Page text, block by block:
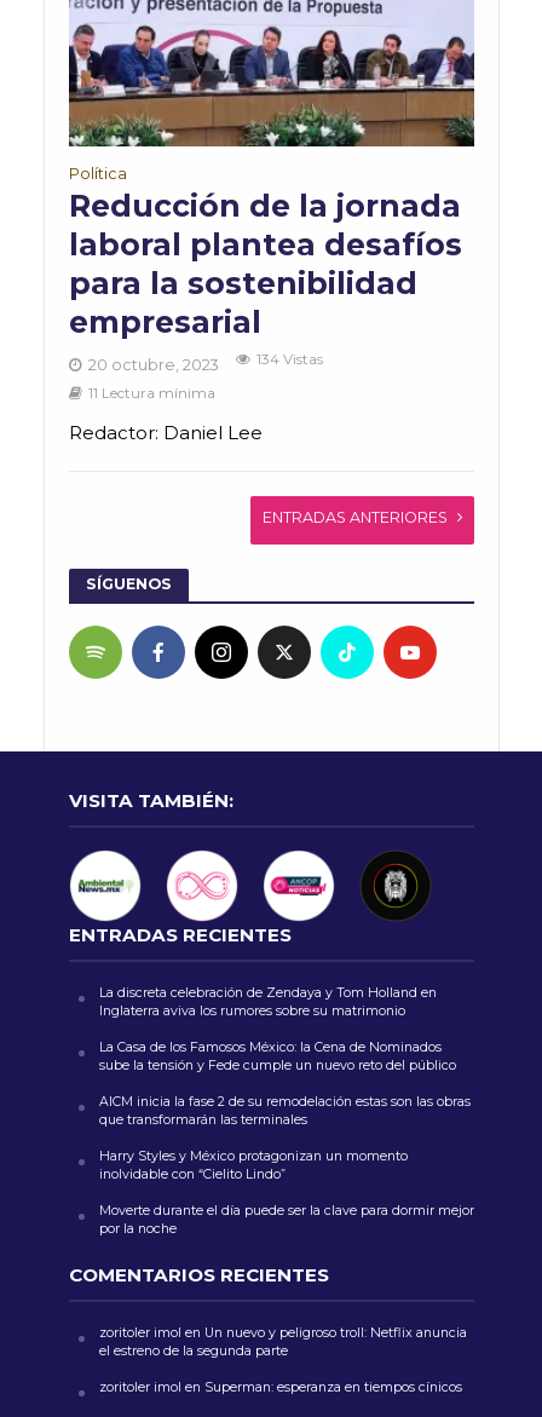
Política
Reducción de la jornada
laboral plantea desafíos
para la sostenibilidad
empresarial
20 octubre, 2023
134 Vistas
11 Lectura mínima
Redactor: Daniel Lee
ENTRADAS ANTERIORES
SÍGUENOS
VISITA TAMBIÉN:
ENTRADAS RECIENTES
La discreta celebración de Zendaya y Tom Holland en
Inglaterra aviva los rumores sobre su matrimonio
La Casa de los Famosos México: la Cena de Nominados
sube la tensión y Fede cumple un nuevo reto del público
AICM inicia la fase 2 de su remodelación estas son las obras
que transformarán las terminales
Harry Styles y México protagonizan un momento
inolvidable con “Cielito Lindo”
Moverte durante el día puede ser la clave para dormir mejor
por la noche
COMENTARIOS RECIENTES
zoritoler imol en Un nuevo y peligroso troll: Netflix anuncia
el estreno de la segunda parte
zoritoler imol en Superman: esperanza en tiempos cínicos